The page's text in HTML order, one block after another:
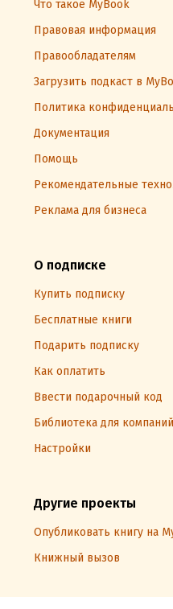
Что такое MyBook
Правовая информация
Правообладателям
Загрузить подкаст в
Политика
Документация
Помощь
Рекомендательные
Реклама для бизнеса
О подписке
Купить подписку
Бесплатные книги
Подарить подписку
Как оплатить
Ввести подарочный код
Библиотека для компаний
Настройки
Другие проекты
Опубликовать книгу на
Книжный вызов